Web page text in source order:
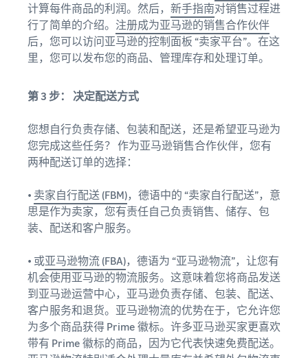
计算每件商品的利润。然后， 新手指南对销售过程进
行了简单的介绍。 注册成为亚马逊的销售合作伙伴
后，您可以访问亚马逊的控制面板 “卖家平台”。在这
里，您可以发布您的商品、管理库存和处理订单。
第 3 步： 决定配送方式
您想自行负责存储、包装和配送，还是希望亚马逊为
您完成这些任务？ 作为亚马逊销售合作伙伴，您有
两种配送订单的选择：
• 卖家自行配送 (FBM)，德语中的 “卖家自行配送”，意
思是作为卖家，您有责任自己负责销售、储存、包
装、配送和客户服务。
• 或亚马逊物流 (FBA)，德语为 “亚马逊物流”，让您有
机会使用亚马逊的物流服务。这意味着您将商品发送
到亚马逊运营中心，亚马逊负责存储、包装、配送、
客户服务和退货。亚马逊物流的优势在于，它允许您
为多个商品获得 Prime 徽标。许多亚马逊买家更喜欢
带有 Prime 徽标的商品，因为它代表快速免费配送。